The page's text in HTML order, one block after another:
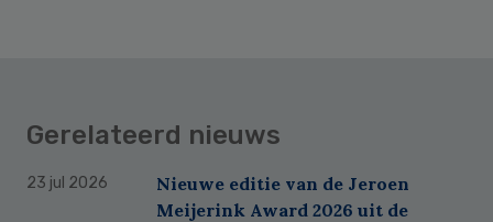
Gerelateerd nieuws
23 jul 2026
Nieuwe editie van de Jeroen
Meijerink Award 2026 uit de